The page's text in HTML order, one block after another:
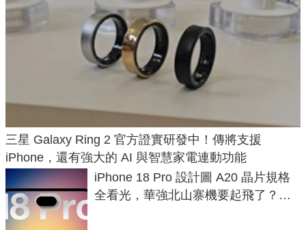
三星 Galaxy Ring 2 官方證實研發中！傳將支援
iPhone，還有強大的 AI 與智慧家電連動功能
iPhone 18 Pro 設計圖 A20 晶片規格
全看光，華強北山寨機要起飛了？專